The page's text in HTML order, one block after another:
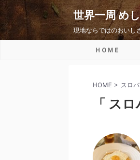
世界一周 め
現地ならではのおいし
ＨＯＭＥ
HOME > スロ
「 ス